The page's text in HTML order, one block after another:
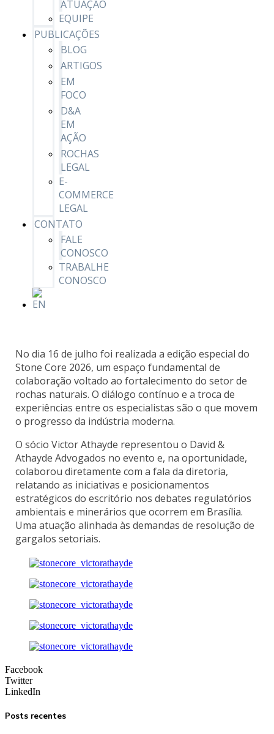
ATUAÇÃO
EQUIPE
PUBLICAÇÕES
BLOG
ARTIGOS
EM
FOCO
D&A
EM
AÇÃO
ROCHAS
LEGAL
E-
COMMERCE
LEGAL
CONTATO
FALE
CONOSCO
TRABALHE
CONOSCO
No dia 16 de julho foi realizada a edição especial do
Stone Core 2026, um espaço fundamental de
colaboração voltado ao fortalecimento do setor de
rochas naturais. O diálogo contínuo e a troca de
experiências entre os especialistas são o que movem
o progresso da indústria moderna.
O sócio Victor Athayde representou o David &
Athayde Advogados no evento e, na oportunidade,
colaborou diretamente com a fala da diretoria,
relatando as iniciativas e posicionamentos
estratégicos do escritório nos debates regulatórios
ambientais e minerários que ocorrem em Brasília.
Uma atuação alinhada às demandas de resolução de
gargalos setoriais.
Facebook
Twitter
LinkedIn
Posts recentes